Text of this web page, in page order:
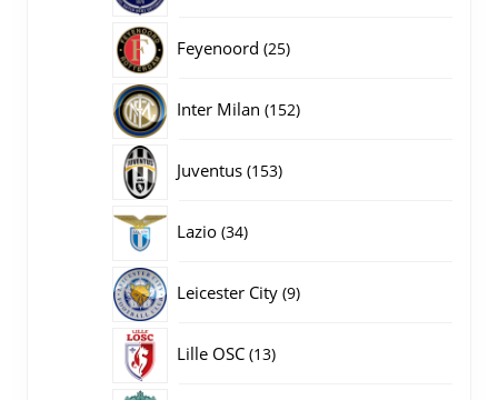
Feyenoord 2525
Inter Milan 152152
Juventus 153153
Lazio 3434
Leicester City 99
Lille OSC 1313